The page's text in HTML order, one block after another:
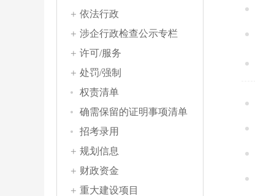
依法行政
涉企行政检查公示专栏
许可/服务
处罚/强制
权责清单
确需保留的证明事项清单
招考录用
规划信息
财政资金
重大建设项目